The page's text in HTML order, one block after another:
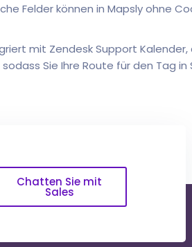
Felder können in Mapsly ohne
mit Zendesk Support Kalender,
Sie Ihre Route für den Tag in
Chatten Sie mit
Sales